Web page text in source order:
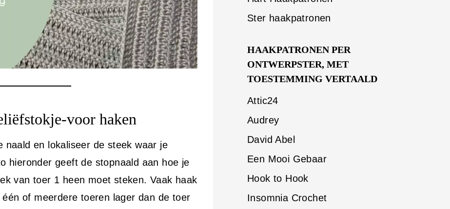
voor haken
naald en lokaliseer de steek waar je
hieronder geeft de stopnaald aan hoe je
van toer 1 heen moet steken. Vaak haak
of meerdere toeren lager dan de toer
Ster haakpatronen
HAAKPATRONEN PER
ONTWERPSTER, MET
TOESTEMMING VERTAALD
Attic24
Audrey
David Abel
Een Mooi Gebaar
Hook to Hook
Insomnia Crochet